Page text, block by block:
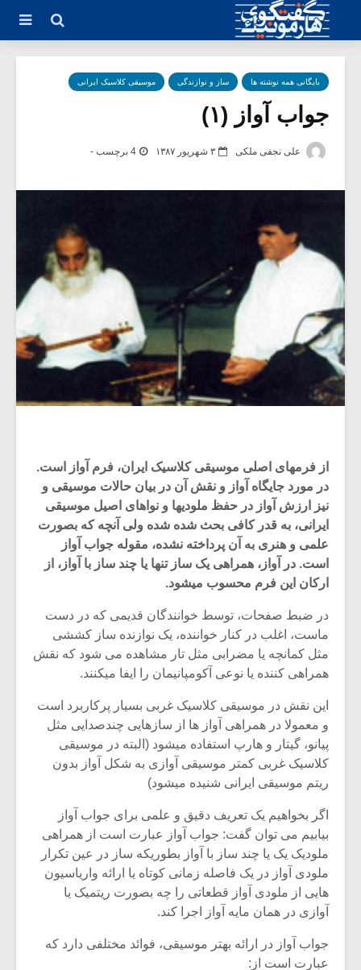
بایگانی همه نوشته ها ساز و نوازندگی موسیقی کلاسیک ایرانی
جواب آواز (۱)
علی نجفی ملکی ۳ شهریور ۱۳۸۷ 4 برچسب -
از فرمهای اصلی موسیقی کلاسیک ایران، فرم آواز است.
در مورد جایگاه آواز و نقش آن در بیان حالات موسیقی و
نیز ارزش آواز در حفظ ملودیها و نواهای اصیل موسیقی
ایرانی، به قدر کافی بحث شده شده ولی آنچه که بصورت
علمی و هنری به آن پرداخته نشده، مقوله جواب آواز
است. در آواز، همراهی یک ساز تنها یا چند ساز با آواز، از
ارکان این فرم محسوب میشود.
در ضبط صفحات، توسط خوانندگان قدیمی که در دست
ماست، اغلب در کنار خواننده، یک نوازنده ساز کششی
مثل کمانچه یا مضرابی مثل تار مشاهده می شود که نقش
همراهی کننده یا نوعی آکومپانیمان را ایفا میکنند.
این نقش در موسیقی کلاسیک غربی بسیار پرکاربرد است
و معمولا در همراهی آواز ها از سازهایی چندصدایی مثل
پیانو، گیتار و هارپ استفاده میشود (البته در موسیقی
کلاسیک غربی کمتر موسیقی آوازی به شکل آواز بدون
ریتم موسیقی ایرانی شنیده میشود)
اگر بخواهیم یک تعریف دقیق و علمی برای جواب آواز
بیابیم می توان گفت: جواب آواز عبارت است از همراهی
ملودیک یک یا چند ساز با آواز بطوریکه ساز در عین تکرار
ملودی آواز در یک فاصله زمانی کوتاه یا ارائه واریاسیون
هایی از ملودی آواز قطعاتی را چه بصورت ریتمیک یا
آوازی در همان مایه آواز اجرا کند.
جواب آواز در ارائه بهتر موسیقی، فوائد مختلفی دارد که
عبارت است از: